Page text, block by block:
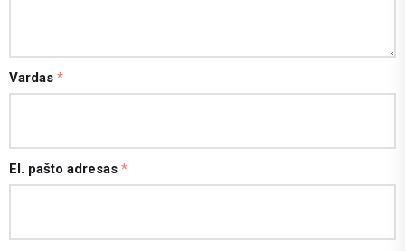
Vardas *
El. pašto adresas *